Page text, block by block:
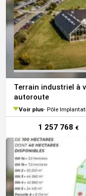
Terrain industriel à
autoroute
Voir plus Pôle
1 257 768 €